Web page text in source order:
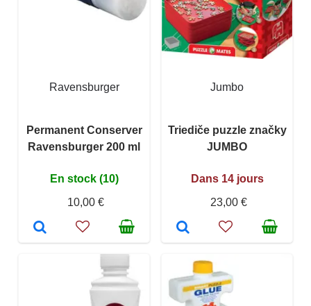
Ravensburger
Permanent Conserver
Ravensburger 200 ml
En stock (10)
10,00 €
Jumbo
Triediče puzzle značky
JUMBO
Dans 14 jours
23,00 €